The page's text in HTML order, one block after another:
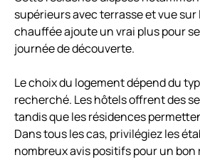
supérieurs avec terrasse et vue sur
chauffée ajoute un vrai plus pour
journée de découverte.
Le choix du logement dépend du
recherché. Les hôtels offrent des
tandis que les résidences
Dans tous les cas, privilégiez les
nombreux avis positifs pour un